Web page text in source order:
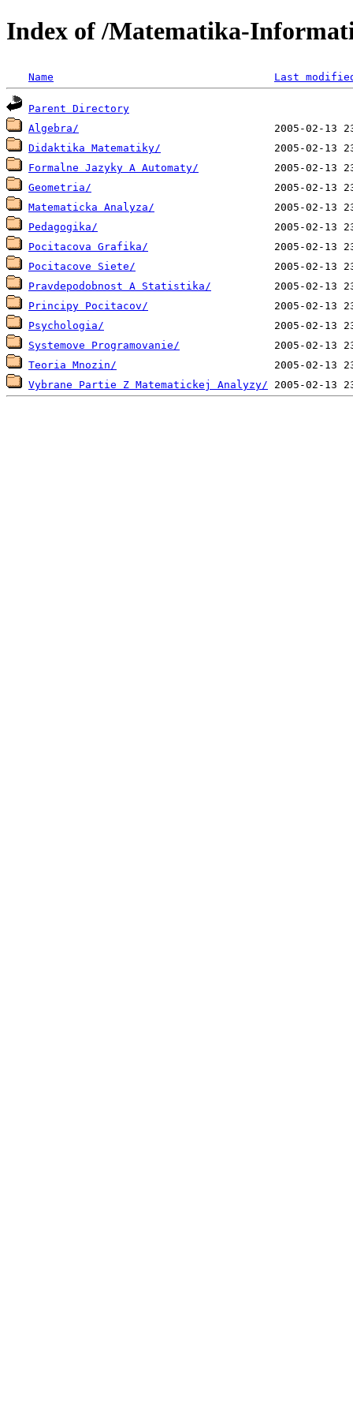
Index of /Matematika-
Name Last
Parent Directory
Algebra/
Didaktika Matematiky/
Formalne Jazyky A Automaty/
Geometria/
Matematicka Analyza/
Pedagogika/
Pocitacova Grafika/
Pocitacove Siete/
Pravdepodobnost A Statistika/
Principy Pocitacov/
Psychologia/
Systemove Programovanie/
Teoria Mnozin/
Vybrane Partie Z Matematickej Analyzy/